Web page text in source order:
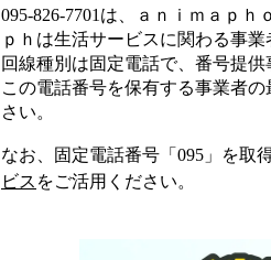
095-826-7701 は、 ａｎｉｍａｐｈ
ｐｈは生活サービスに関わる事業
回線種別は固定電話で、番号提供
この電話番号を保有する事業者の
さい。
なお、固定電話番号「 095 」を取
ビス をご活用ください。